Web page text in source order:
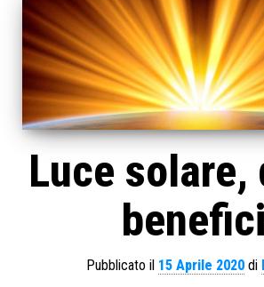
Luce solare,
Pubblicato il 15 Aprile 2020 di